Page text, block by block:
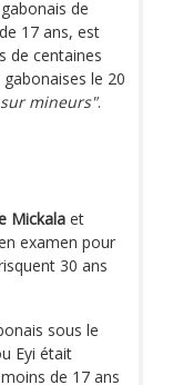
de
17 ans, est
de centaines
le 20
mineurs".
Mickala et
examen pour
30 ans
sous le
Eyi était
de 17 ans